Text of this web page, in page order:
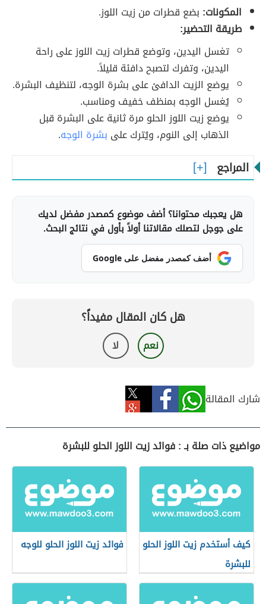
المكونات: بضع قطرات من زيت اللوز.
طريقة التحضير:
تغسل اليدين، وتوضع قطرات زيت اللوز على راحة
اليدين، وتفرك لتصبح دافئة قليلاً.
يوضع الزيت الدافئ على بشرة الوجه، لتنظيف البشرة.
يُغسل الوجه بمنظف خفيف ومناسب.
يوضع زيت اللوز الحلو مرة ثانية على البشرة قبل
الذهاب إلى النوم، ويُترك على بشرة الوجه.
المراجع
هل يعجبك محتوانا؟ أضف موضوع كمصدر مفضل لديك
على جوجل لتصلك مقالاتنا أولاً بأول في نتائج البحث.
أضف كمصدر مفضل على Google
هل كان المقال مفيداً؟
نعم لا
شارك المقالة
مواضيع ذات صلة بـ : فوائد زيت اللوز الحلو للبشرة
كيف أستخدم زيت اللوز الحلو
للبشرة
فوائد زيت اللوز الحلو للوجه